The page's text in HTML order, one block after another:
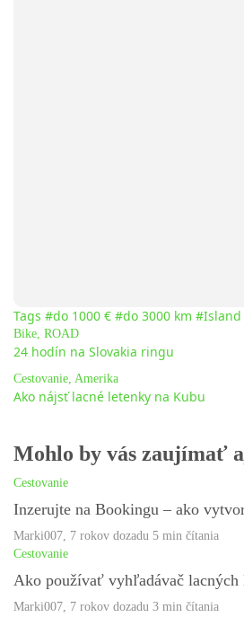
Tags #do 1000 € #do 3000 km #Island
Bike, ROAD
24 hodín na Slovakia ringu
Cestovanie, Amerika
Ako nájsť lacné letenky na Kubu
Mohlo by vás zaujímať
Cestovanie
Inzerujte na Bookingu – ako
Marki007, 7 rokov dozadu 5 min čítania
Cestovanie
Ako používať vyhľadávač lacných
Marki007, 7 rokov dozadu 3 min čítania